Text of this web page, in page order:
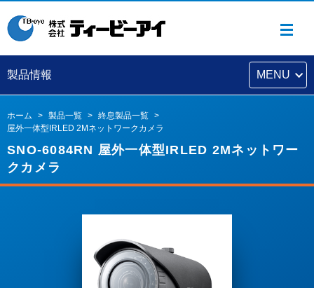
製品情報 MENU
ホーム 製品一覧
終息製品一覧
屋外一体型IRLED 2Mネットワークカメラ
SNO-6084RN 屋外一体型IRLED 2Mネットワー
クカメラ